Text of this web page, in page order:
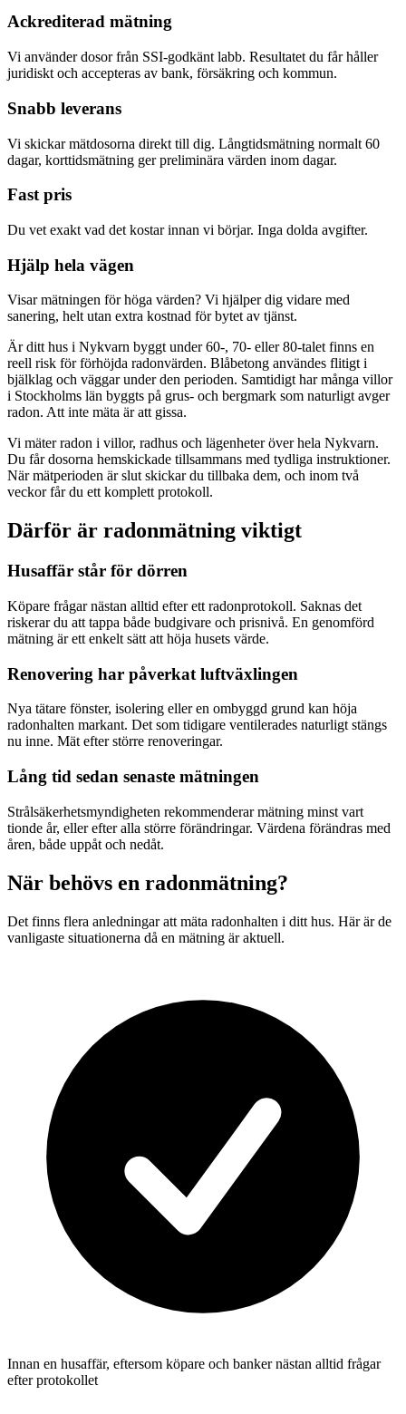
Ackrediterad mätning
Vi använder dosor från SSI-godkänt labb. Resultatet du får håller
juridiskt och accepteras av bank, försäkring och kommun.
Snabb leverans
Vi skickar mätdosorna direkt till dig. Långtidsmätning normalt 60
dagar, korttidsmätning ger preliminära värden inom dagar.
Fast pris
Du vet exakt vad det kostar innan vi börjar. Inga dolda avgifter.
Hjälp hela vägen
Visar mätningen för höga värden? Vi hjälper dig vidare med
sanering, helt utan extra kostnad för bytet av tjänst.
Är ditt hus i Nykvarn byggt under 60-, 70- eller 80-talet finns en
reell risk för förhöjda radonvärden. Blåbetong användes flitigt i
bjälklag och väggar under den perioden. Samtidigt har många villor
i Stockholms län byggts på grus- och bergmark som naturligt avger
radon. Att inte mäta är att gissa.
Vi mäter radon i villor, radhus och lägenheter över hela Nykvarn.
Du får dosorna hemskickade tillsammans med tydliga instruktioner.
När mätperioden är slut skickar du tillbaka dem, och inom två
veckor får du ett komplett protokoll.
Därför är radonmätning viktigt
Husaffär står för dörren
Köpare frågar nästan alltid efter ett radonprotokoll. Saknas det
riskerar du att tappa både budgivare och prisnivå. En genomförd
mätning är ett enkelt sätt att höja husets värde.
Renovering har påverkat luftväxlingen
Nya tätare fönster, isolering eller en ombyggd grund kan höja
radonhalten markant. Det som tidigare ventilerades naturligt stängs
nu inne. Mät efter större renoveringar.
Lång tid sedan senaste mätningen
Strålsäkerhetsmyndigheten rekommenderar mätning minst vart
tionde år, eller efter alla större förändringar. Värdena förändras med
åren, både uppåt och nedåt.
När behövs en radonmätning?
Det finns flera anledningar att mäta radonhalten i ditt hus. Här är de
vanligaste situationerna då en mätning är aktuell.
Innan en husaffär, eftersom köpare och banker nästan alltid frågar
efter protokollet